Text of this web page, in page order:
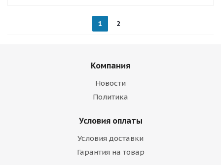
1 2
Компания
Новости
Политика
Условия оплаты
Условия доставки
Гарантия на товар